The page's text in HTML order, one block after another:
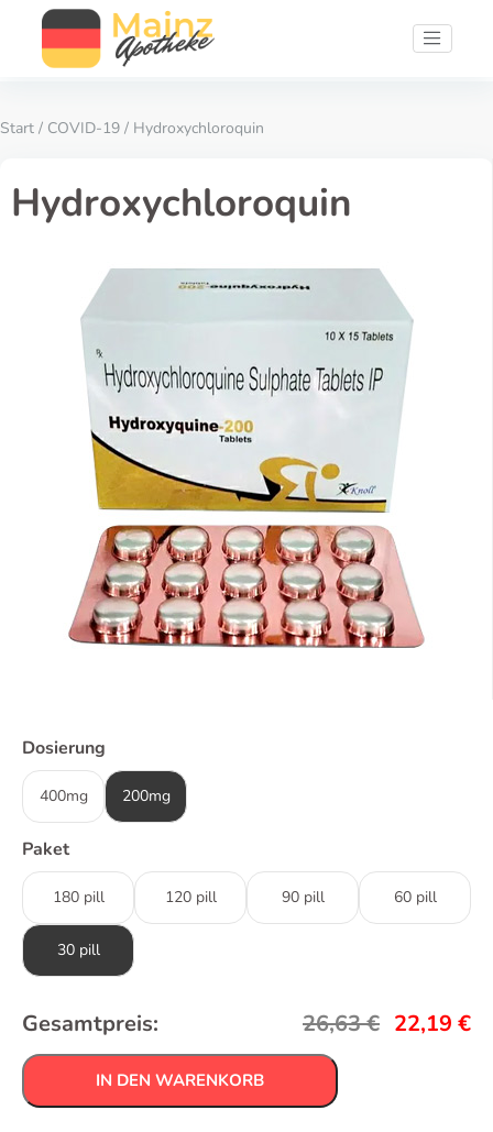
Start / COVID-19 / Hydroxychloroquin
Hydroxychloroquin
Dosierung
400mg 200mg
Paket
180 pill 120 pill 90 pill 60 pill
30 pill
Gesamtpreis: 26,63€ 22,19 €
IN DEN WARENKORB